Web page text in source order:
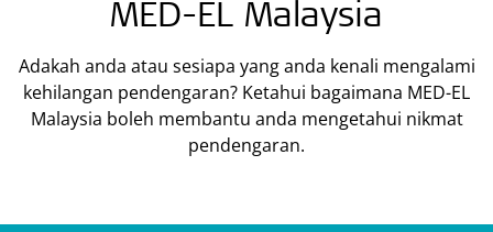
MED-EL Malaysia
Adakah anda atau sesiapa yang anda kenali mengalami
kehilangan pendengaran? Ketahui bagaimana MED-EL
Malaysia boleh membantu anda mengetahui nikmat
pendengaran.